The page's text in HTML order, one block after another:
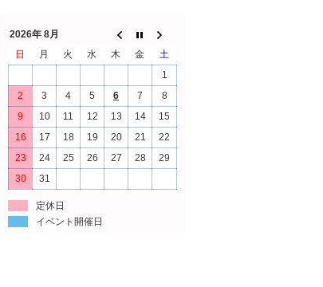
2026年 8月
日
月 火 水 木 金
土
1
2
3 4 5 6 7
8
9
10 11 12 13 14
15
16
17 18 19 20 21
22
23
24 25 26 27 28
29
30
31
定休日
イベント開催日